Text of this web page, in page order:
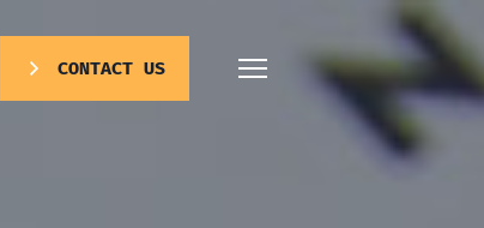
CONTACT US